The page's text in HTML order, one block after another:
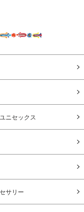
ニセックス
サリー